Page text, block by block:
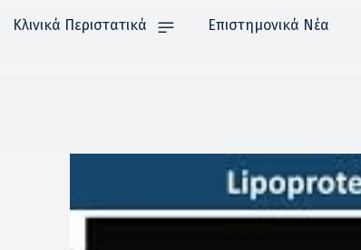
Κλινικά Περιστατικά Επιστημονικά Νέα